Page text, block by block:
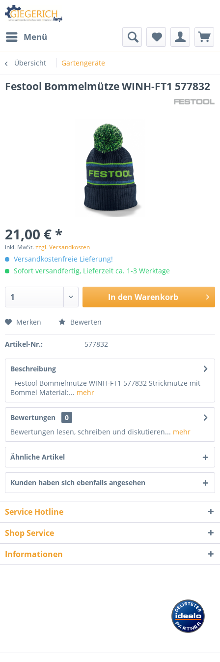
Menü
Übersicht Gartengeräte
Festool Bommelmütze WINH-FT1 577832
21,00 € *
inkl. MwSt.zzgl. Versandkosten
Versandkostenfreie Lieferung!
Sofort versandfertig, Lieferzeit ca. 1-3 Werktage
In den Warenkorb
Merken Bewerten
Artikel-Nr.: 577832
Beschreibung
Festool Bommelmütze WINH-FT1 577832 Strickmütze mit
Bommel Material:... mehr
Bewertungen
0
Bewertungen lesen, schreiben und diskutieren... mehr
Ähnliche Artikel
Kunden haben sich ebenfalls angesehen
Service Hotline
Shop Service
Informationen